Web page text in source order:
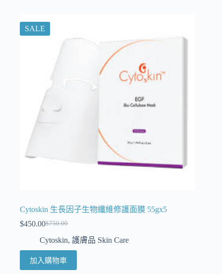
SALE
Cytoskin 生長因子生物纖維修護面膜 55gx5
$750.00
$450.00
Cytoskin, 護膚品 Skin Care
加入購物車